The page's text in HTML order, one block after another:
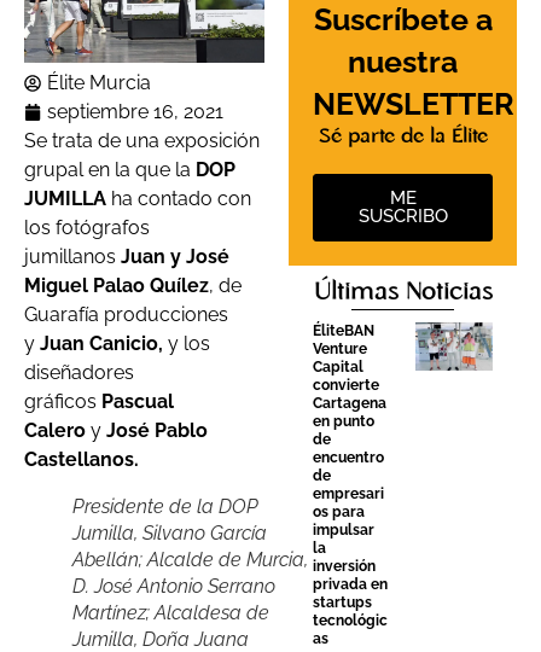
Élite Murcia
septiembre 16, 2021
Se trata de una exposición
grupal en la que la DOP
JUMILLA ha contado con
los fotógrafos
jumillanos Juan y José
Miguel Palao Quílez, de
Guarafía producciones
y Juan Canicio, y los
diseñadores
gráficos Pascual
Calero y José Pablo
Castellanos.
Presidente de la DOP
Jumilla, Silvano García
Abellán; Alcalde de Murcia,
D. José Antonio Serrano
Martínez; Alcaldesa de
Jumilla, Doña Juana
Suscríbete a
nuestra
NEWSLETTER
Sé parte de la Élite
ME
SUSCRIBO
Últimas Noticias
ÉliteBAN
Venture
Capital
convierte
Cartagena
en punto
de
encuentro
de
empresari
os para
impulsar
la
inversión
privada en
startups
tecnológic
as